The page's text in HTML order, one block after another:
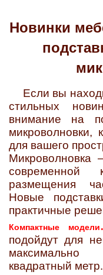
Новинки
Если вы
стильных
внимание на
микроволновки,
для вашего
Микроволновка
размещения
Новые
практичные
Компактные модели.
подойдут для
квадратный метр.